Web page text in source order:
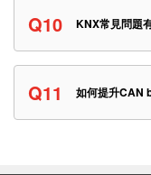
Q10 KNX常見問題
Q11 如何提升CAN